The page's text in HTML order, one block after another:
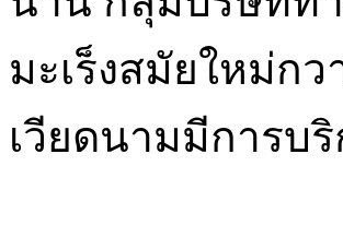
มะเร็งสมัยใหม่ก
เวียดนามมีการบ